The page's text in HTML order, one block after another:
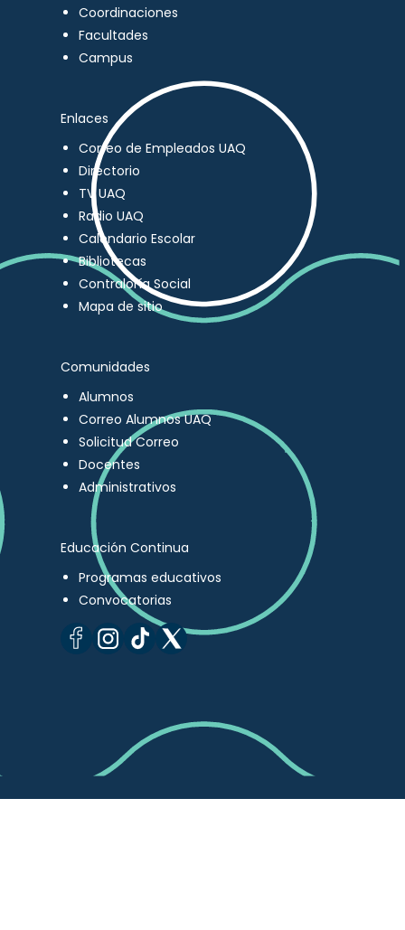
Coordinaciones
Facultades
Campus
Enlaces
Correo de Empleados UAQ
Directorio
TV UAQ
Radio UAQ
Calendario Escolar
Bibliotecas
Contraloría Social
Mapa de sitio
Comunidades
Alumnos
Correo Alumnos UAQ
Solicitud Correo
Docentes
Administrativos
Educación Continua
Programas educativos
Convocatorias